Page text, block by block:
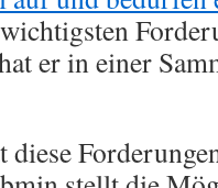
er in einer